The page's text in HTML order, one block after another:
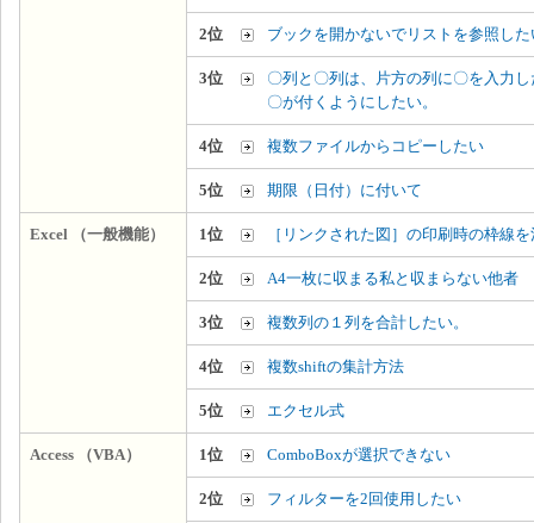
2位 ブックを開かないでリストを参照した
3位
〇列と〇列は、片方の列に〇を入力
〇が付くようにしたい。
4位 複数ファイルからコピーしたい
5位 期限（日付）に付いて
Excel （一般機能） 1位 ［リンクされた図］の印刷時の枠線
2位 A4一枚に収まる私と収まらない他者
3位 複数列の１列を合計したい。
4位 複数shiftの集計方法
5位 エクセル式
Access （VBA） 1位 ComboBoxが選択できない
2位 フィルターを2回使用したい